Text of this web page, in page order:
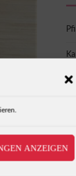
ANZEIGEN
8